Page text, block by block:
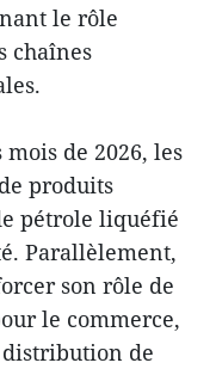
le rôle
chaînes
de 2026, les
produits
pétrole liquéfié
Parallèlement,
son rôle de
le commerce,
de